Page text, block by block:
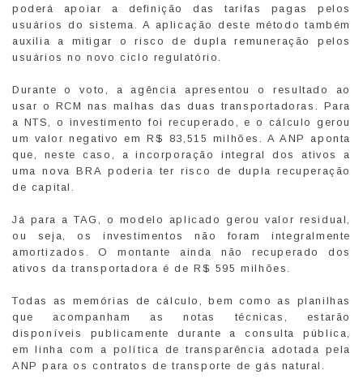
poderá apoiar a definição das tarifas pagas pelos
usuários do sistema. A aplicação deste método também
auxilia a mitigar o risco de dupla remuneração pelos
usuários no novo ciclo regulatório.
Durante o voto, a agência apresentou o resultado ao
usar o RCM nas malhas das duas transportadoras. Para
a NTS, o investimento foi recuperado, e o cálculo gerou
um valor negativo em R$ 83,515 milhões. A ANP aponta
que, neste caso, a incorporação integral dos ativos a
uma nova BRA poderia ter risco de dupla recuperação
de capital.
Já para a TAG, o modelo aplicado gerou valor residual,
ou seja, os investimentos não foram integralmente
amortizados. O montante ainda não recuperado dos
ativos da transportadora é de R$ 595 milhões.
Todas as memórias de cálculo, bem como as planilhas
que acompanham as notas técnicas, estarão
disponíveis publicamente durante a consulta pública,
em linha com a política de transparência adotada pela
ANP para os contratos de transporte de gás natural.